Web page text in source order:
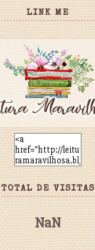
LINK ME
TOTAL DE VISITAS
NaN